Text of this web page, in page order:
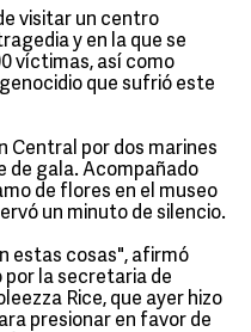
visitar un centro
y en la que se
víctimas, así como
que sufrió este
Central por dos marines
de gala. Acompañado
de flores en el museo
un minuto de silencio.
estas cosas", afirmó
por la secretaria de
Rice, que ayer hizo
presionar en favor de